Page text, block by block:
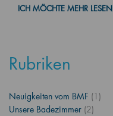
ICH MÖCHTE MEHR LESEN
Rubriken
Neuigkeiten vom BMF (1)
Unsere Badezimmer (2)